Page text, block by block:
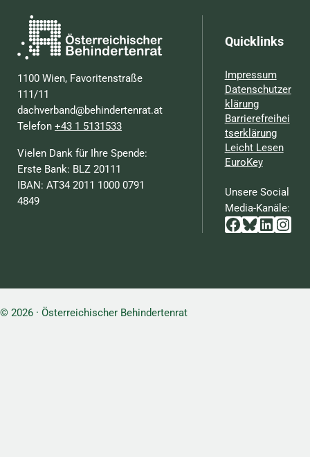
1100 Wien, Favoritenstraße
111/11
dachverband@behindertenrat.at
Telefon+43 1 5131533
Vielen Dank für Ihre Spende:
Erste Bank: BLZ 20111
IBAN: AT34 2011 1000 0791
4849
Quicklinks
Impressum
Datenschutzer
klärung
Barrierefreihei
tserklärung
Leicht Lesen
EuroKey
Unsere Social
Media-Kanäle:
Facebook
Bluesky
© 2026 · Österreichischer Behindertenrat